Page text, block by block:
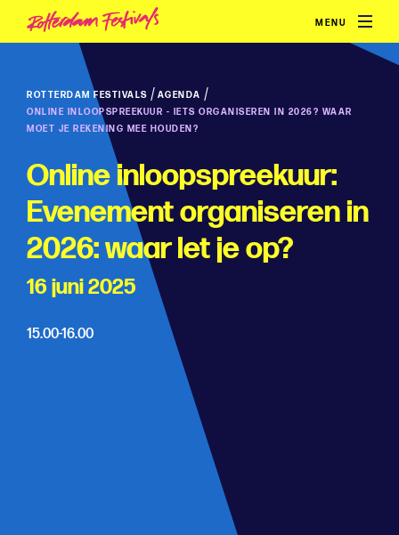
MENU
ROTTERDAM FESTIVALS / AGENDA /
ONLINE INLOOPSPREEKUUR - IETS ORGANISEREN IN 2026? WAAR
MOET JE REKENING MEE HOUDEN?
Online inloopspreekuur:
Evenement organiseren in
2026: waar let je op?
16 juni 2025
15.00-16.00